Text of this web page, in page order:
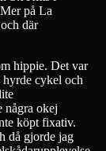
på La
där
hippie. Det var
cykel och
några okej
köpt fixativ.
då gjorde jag